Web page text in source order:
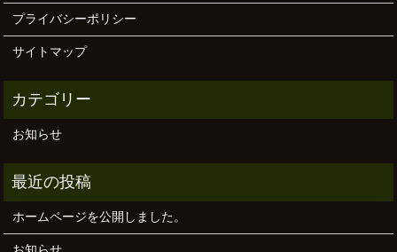
プライバシーポリシー
サイトマップ
お知らせ
ホームページを公開しました。